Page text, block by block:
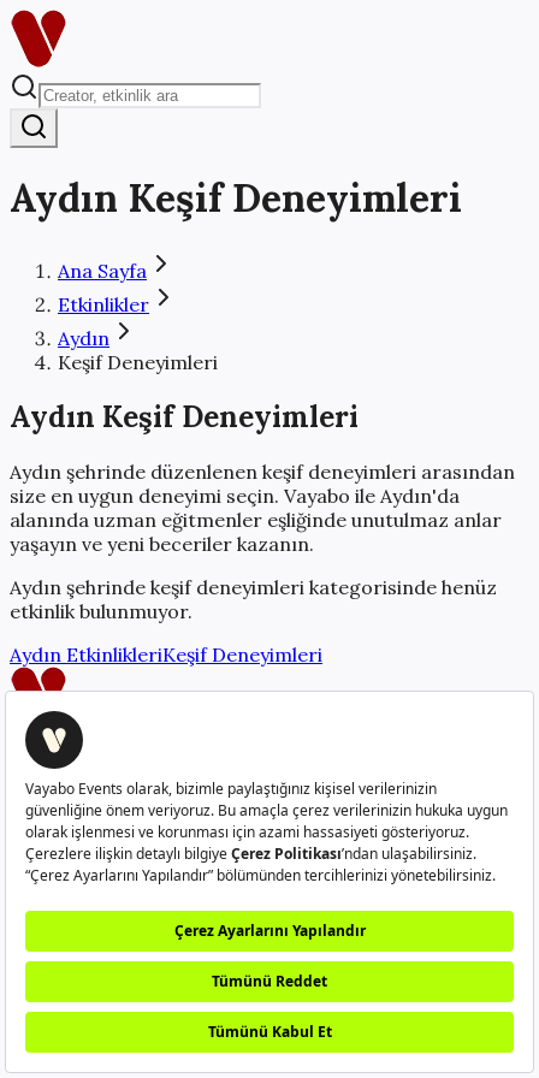
Aydın Keşif Deneyimleri
Ana Sayfa
Etkinlikler
Aydın
Keşif Deneyimleri
Aydın Keşif Deneyimleri
Aydın şehrinde düzenlenen keşif deneyimleri arasından
size en uygun deneyimi seçin. Vayabo ile Aydın'da
alanında uzman eğitmenler eşliğinde unutulmaz anlar
yaşayın ve yeni beceriler kazanın.
Aydın şehrinde keşif deneyimleri kategorisinde henüz
etkinlik bulunmuyor.
Aydın EtkinlikleriKeşif Deneyimleri
Creatorlerı güçlendiren platform
info@vayabo.com
+90 532 429 37 05
HakkımızdaNasıl Çalışır?Sıkça Sorulan SorularCreator
Kullanım KoşullarıGizlilik PolitikasıKullanıcı Aydınlatma
Metni
Veri Sahibi Başvuru Formu
©2026Vayabo. Tüm hakları saklıdır.